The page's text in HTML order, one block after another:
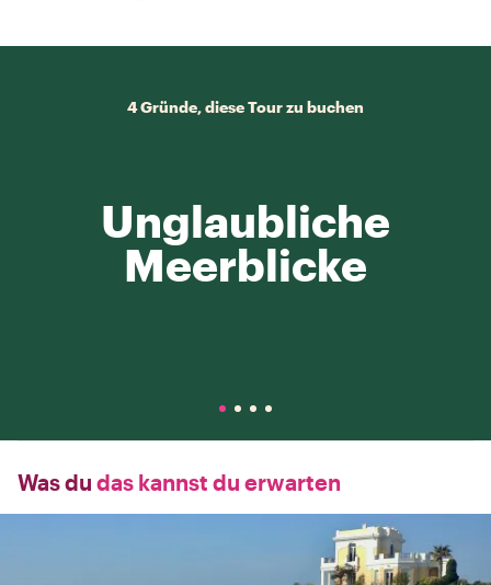
4 Gründe, diese Tour zu buchen
Unglaubliche
Meerblicke
Was du das kannst du erwarten